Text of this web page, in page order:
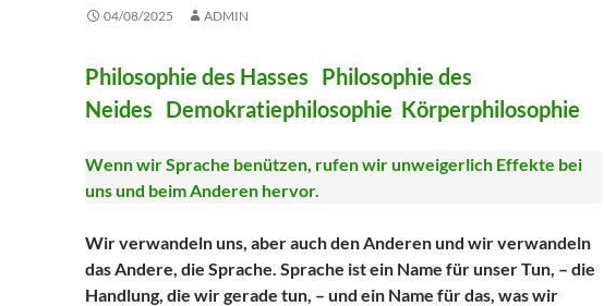
04/08/2025 ADMIN
Philosophie des Hasses Philosophie des
Neides Demokratiephilosophie Körperphilosophie
Wenn wir Sprache benützen, rufen wir unweigerlich Effekte bei
uns und beim Anderen hervor.
Wir verwandeln uns, aber auch den Anderen und wir verwandeln
das Andere, die Sprache. Sprache ist ein Name für unser Tun, – die
Handlung, die wir gerade tun, – und ein Name für das, was wir